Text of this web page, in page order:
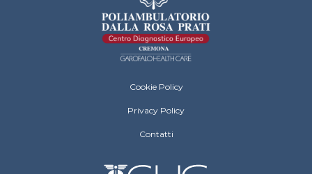
Dalla Rosa Prati Cremona Footer Menu
Cookie Policy
Privacy Policy
Contatti